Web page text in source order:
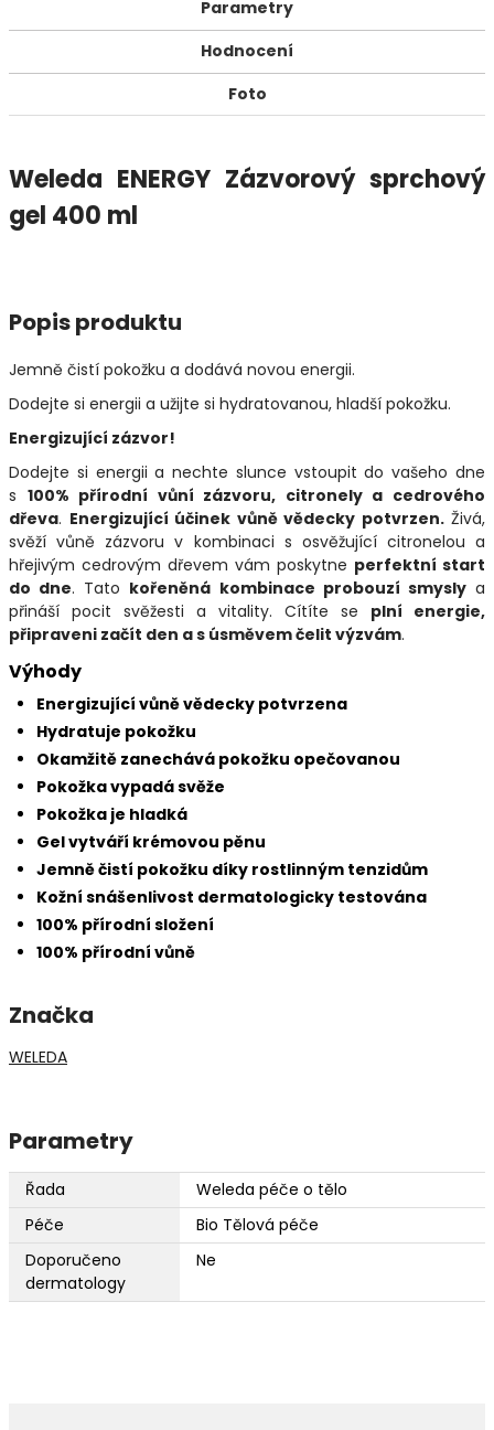
Parametry
Hodnocení
Foto
Weleda ENERGY Zázvorový sprchový
gel 400 ml
Popis produktu
Jemně čistí pokožku a dodává novou energii.
Dodejte si energii a užijte si hydratovanou, hladší pokožku.
Energizující zázvor!
Dodejte si energii a nechte slunce vstoupit do vašeho dne
s 100% přírodní vůní zázvoru, citronely a cedrového
dřeva. Energizující účinek vůně vědecky potvrzen.Živá,
svěží vůně zázvoru v kombinaci s osvěžující citronelou a
hřejivým cedrovým dřevem vám poskytne perfektní start
do dne. Tato kořeněná kombinace probouzí smyslya
přináší pocit svěžesti a vitality. Cítíte se plní energie,
připraveni začít den a s úsměvem čelit výzvám.
Výhody
Energizující vůně vědecky potvrzena
Hydratuje pokožku
Okamžitě zanechává pokožku opečovanou
Pokožka vypadá svěže
Pokožka je hladká
Gel vytváří krémovou pěnu
Jemně čistí pokožku díky rostlinným tenzidům
Kožní snášenlivost dermatologicky testována
100% přírodní složení
100% přírodní vůně
Značka
WELEDA
Parametry
Řada
Weleda péče o tělo
Péče
Bio Tělová péče
Doporučeno
dermatology
Ne